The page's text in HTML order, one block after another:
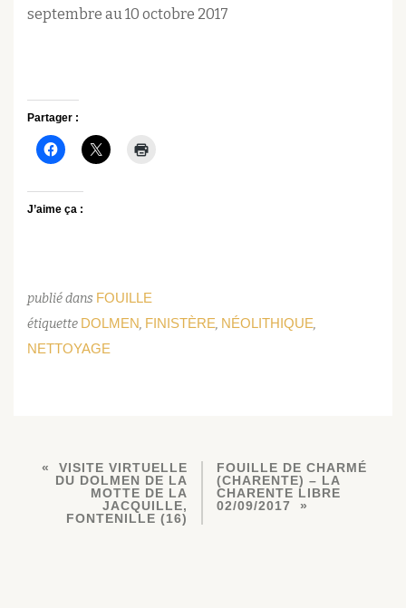
septembre au 10 octobre 2017
Partager :
J’aime ça :
publié dans FOUILLE
étiquette DOLMEN, FINISTÈRE, NÉOLITHIQUE,
NETTOYAGE
VISITE VIRTUELLE
DU DOLMEN DE LA
MOTTE DE LA
JACQUILLE,
FONTENILLE (16)
FOUILLE DE CHARMÉ
(CHARENTE) – LA
CHARENTE LIBRE
02/09/2017